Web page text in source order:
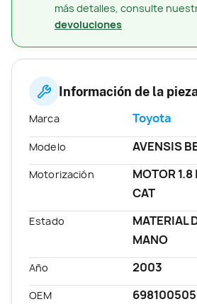
más detalles, consulte
devoluciones
Información de la
Marca Toyota
Modelo AVENSIS
Motorización
MOTOR 1.8
CAT
Estado
MATERIAL
MANO
Año 2003
OEM